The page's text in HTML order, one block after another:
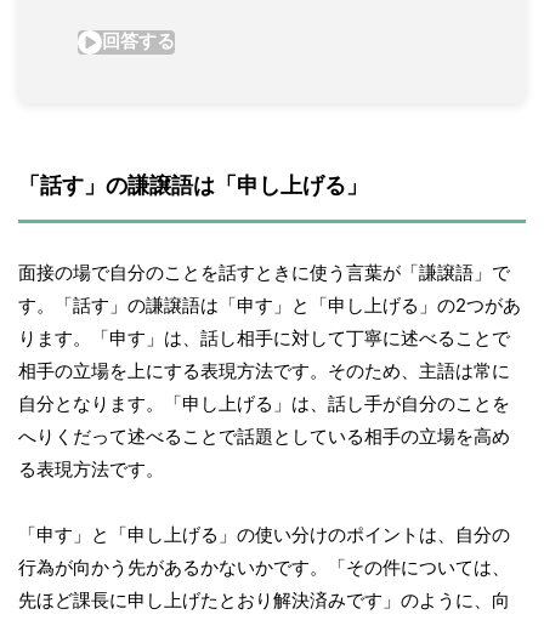
「話す」の謙譲語は「申し上げる」
面接の場で自分のことを話すときに使う言葉が「謙譲語」で
す。「話す」の謙譲語は「申す」と「申し上げる」の2つがあ
ります。「申す」は、話し相手に対して丁寧に述べることで
相手の立場を上にする表現方法です。そのため、主語は常に
自分となります。「申し上げる」は、話し手が自分のことを
へりくだって述べることで話題としている相手の立場を高め
る表現方法です。
「申す」と「申し上げる」の使い分けのポイントは、自分の
行為が向かう先があるかないかです。「その件については、
先ほど課長に申し上げたとおり解決済みです」のように、向